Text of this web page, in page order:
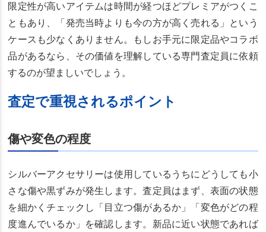
限定性が高いアイテムは時間が経つほどプレミアがつくこ
ともあり、「発売当時よりも今の方が高く売れる」という
ケースも少なくありません。もしお手元に限定品やコラボ
品があるなら、その価値を理解している専門査定員に依頼
するのが望ましいでしょう。
査定で重視されるポイント
傷や変色の程度
シルバーアクセサリーは使用しているうちにどうしても小
さな傷や黒ずみが発生します。査定員はまず、表面の状態
を細かくチェックし「目立つ傷があるか」「変色がどの程
度進んでいるか」を確認します。新品に近い状態であれば